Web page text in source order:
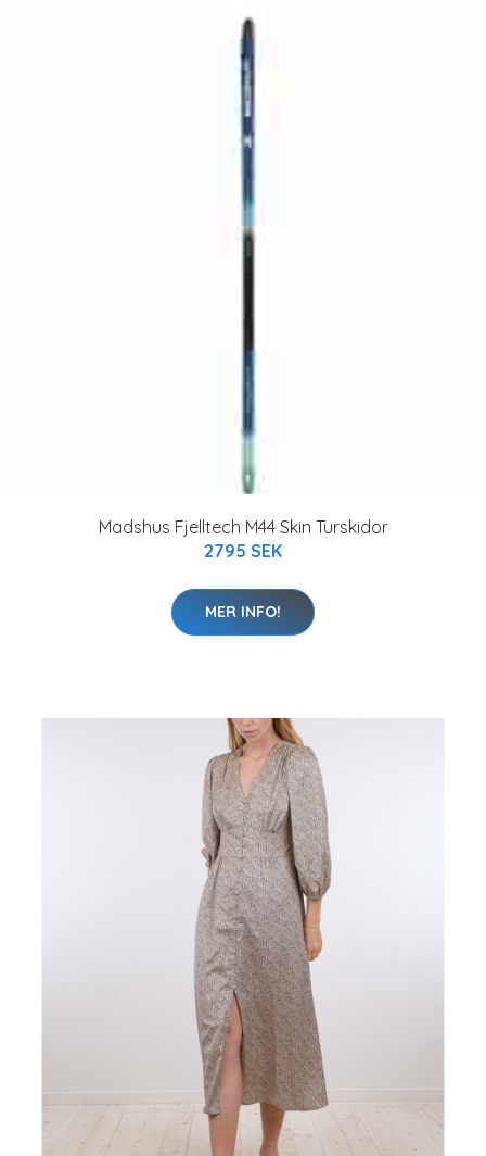
Madshus Fjelltech M44 Skin Turskidor
2795 SEK
MER INFO!